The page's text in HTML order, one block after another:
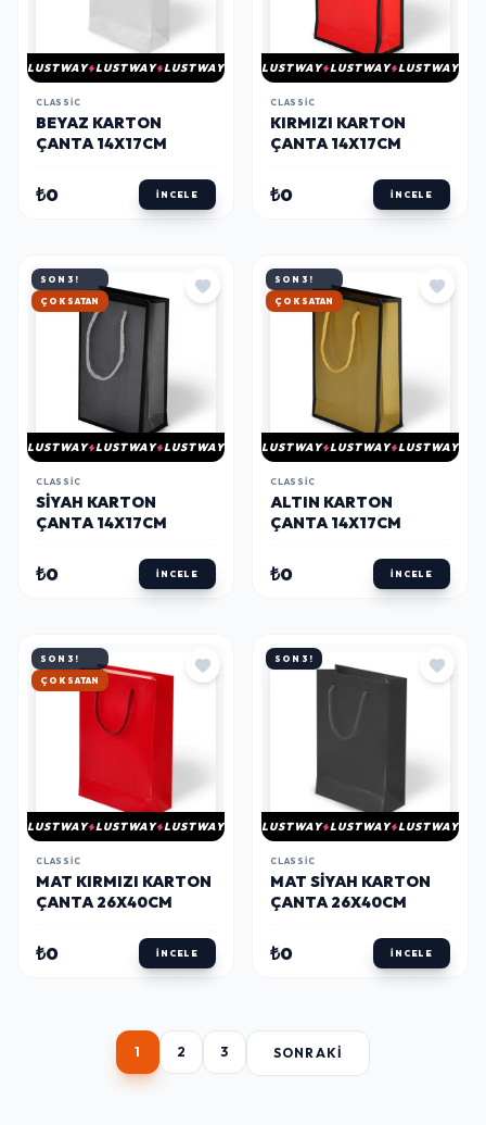
LUSTWAY LUSTWAY LUSTWAY
CLASSIC
BEYAZ KARTON
ÇANTA 14X17CM
₺0 İNCELE
LUSTWAY LUSTWAY LUSTWAY
CLASSIC
KIRMIZI KARTON
ÇANTA 14X17CM
₺0 İNCELE
SON 3!
ÇOK SATAN
LUSTWAY LUSTWAY LUSTWAY
CLASSIC
SIYAH KARTON
ÇANTA 14X17CM
₺0 İNCELE
SON 3!
ÇOK SATAN
LUSTWAY LUSTWAY LUSTWAY
CLASSIC
ALTIN KARTON
ÇANTA 14X17CM
₺0 İNCELE
SON 3!
ÇOK SATAN
LUSTWAY LUSTWAY LUSTWAY
CLASSIC
MAT KIRMIZI KARTON
ÇANTA 26X40CM
₺0 İNCELE
SON 3!
LUSTWAY LUSTWAY LUSTWAY
CLASSIC
MAT SIYAH KARTON
ÇANTA 26X40CM
₺0 İNCELE
1 2 3 SONRAKI